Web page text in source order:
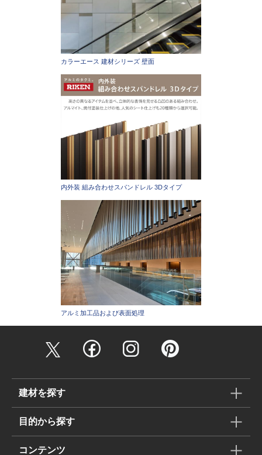
カラーエース 建材シリーズ 壁面
内外装 組み合わせスパンドレル 3Dタイプ
アルミ加工品および表面処理
建材を探す
目的から探す
コンテンツ